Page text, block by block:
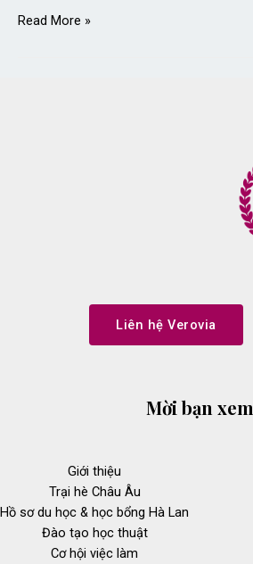
Read More »
Liên hệ Verovia
Mời bạn xem
Giới thiệu
Trại hè Châu Âu
Hồ sơ du học & học bổng Hà Lan
Đào tạo học thuật
Cơ hội việc làm